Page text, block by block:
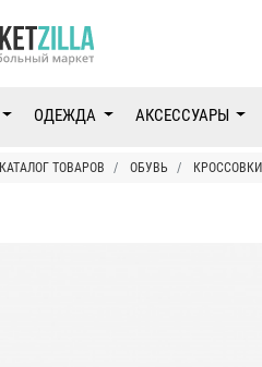
ОДЕЖДА АКСЕССУАРЫ
КАТАЛОГ ТОВАРОВ ОБУВЬ КРОССОВКИ